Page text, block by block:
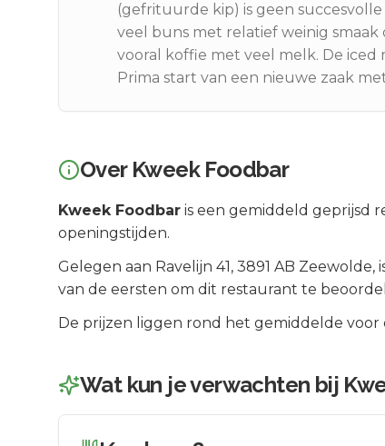
(gefrituurde kip) is geen
veel buns met relatief weinig
vooral koffie met veel melk. De
Prima start van een nieuwe zaak
Over Kweek Foodbar
Kweek Foodbar is een gemiddeld geprijsd
openingstijden.
Gelegen aan Ravelijn 41, 3891 AB Zeewolde,
van de eersten om dit restaurant te
De prijzen liggen rond het gemiddelde voor
Wat kun je verwachten bij